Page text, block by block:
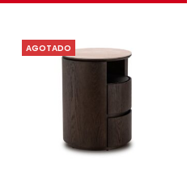
AGOTADO